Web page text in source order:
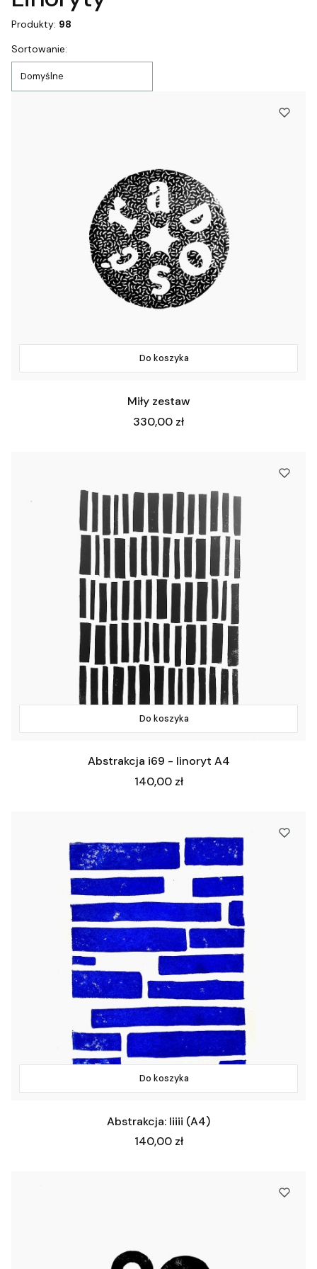
Produkty: 98
Lista produktów
Sortowanie:
Domyślne
Do koszyka
Miły zestaw
Cena
330,00 zł
Do koszyka
Abstrakcja i69 - linoryt A4
Cena
140,00 zł
Do koszyka
Abstrakcja: Iiiii (A4)
Cena
140,00 zł